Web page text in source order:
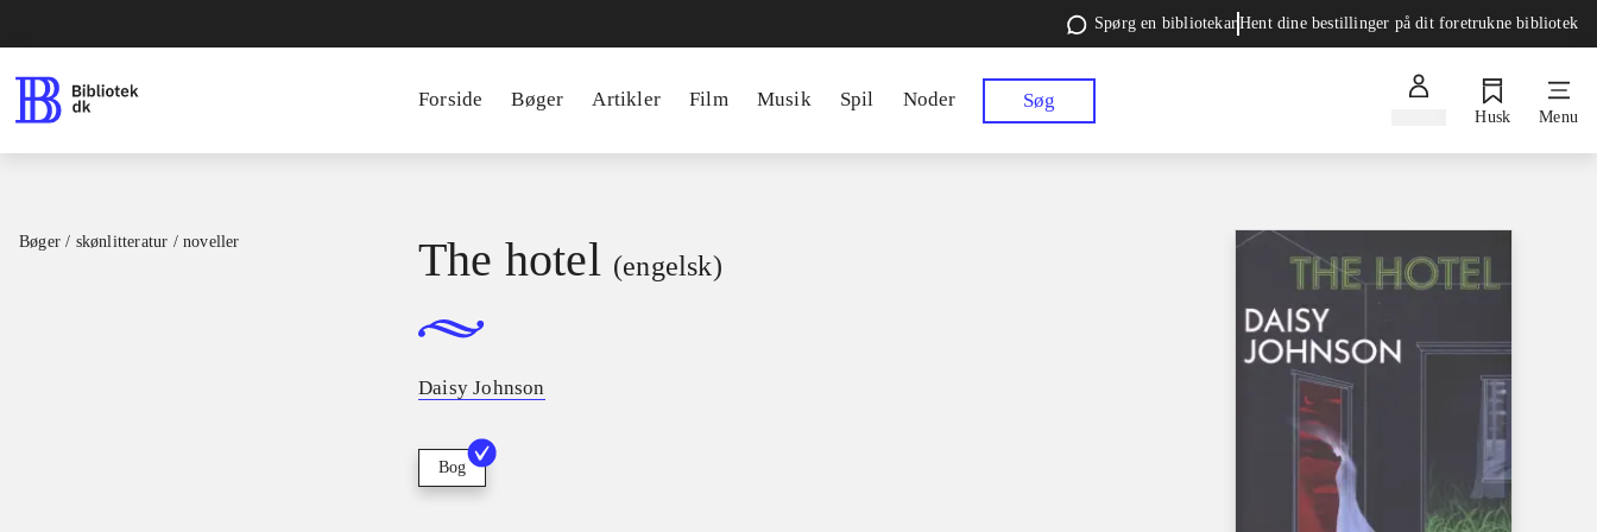
Spørg en bibliotekarHent dine bestillinger på dit foretrukne bibliotek
Forside Bøger Artikler Film Musik Spil Noder Søg
Husk Menu
Bøger / skønlitteratur / noveller The hotel (engelsk)
Daisy Johnson
Bog